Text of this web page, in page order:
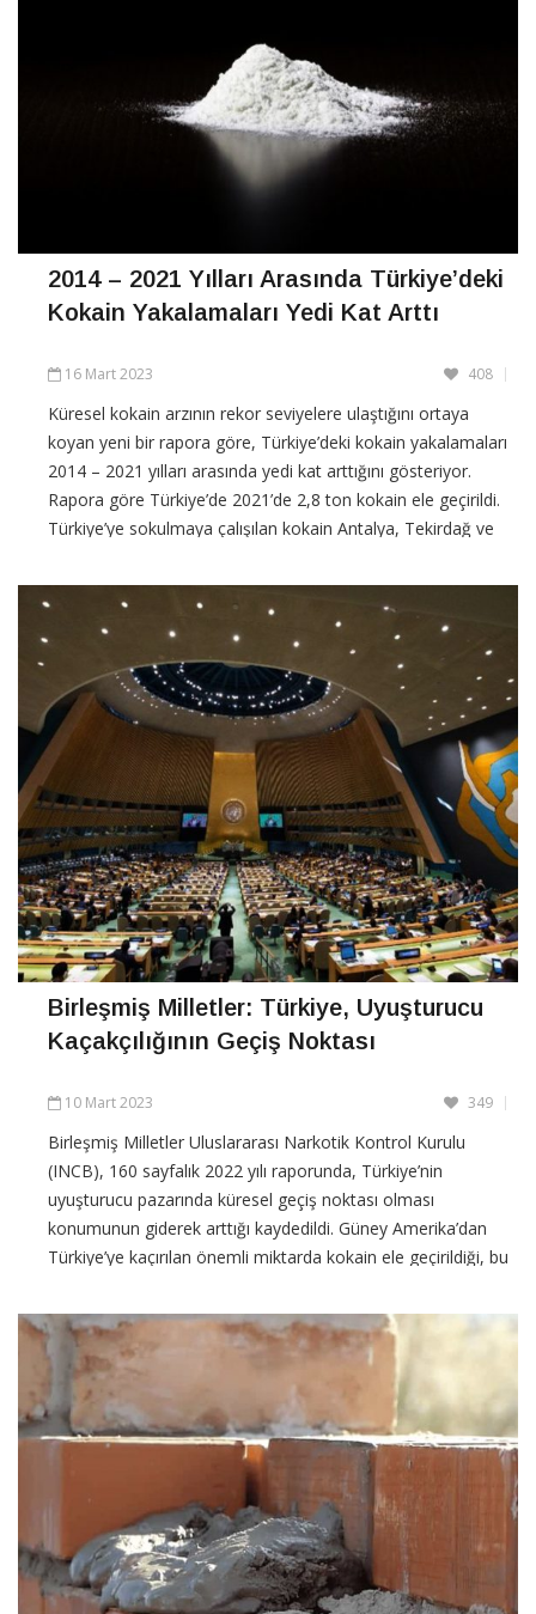
2014 – 2021 Yılları Arasında Türkiye’deki
Kokain Yakalamaları Yedi Kat Arttı
16 Mart 2023 408
Küresel kokain arzının rekor seviyelere ulaştığını ortaya
koyan yeni bir rapora göre, Türkiye’deki kokain yakalamaları
2014 – 2021 yılları arasında yedi kat arttığını gösteriyor.
Rapora göre Türkiye’de 2021’de 2,8 ton kokain ele geçirildi.
Türkiye’ye sokulmaya çalışılan kokain Antalya, Tekirdağ ve
CONTINUE READING
Birleşmiş Milletler: Türkiye, Uyuşturucu
Kaçakçılığının Geçiş Noktası
10 Mart 2023 349
Birleşmiş Milletler Uluslararası Narkotik Kontrol Kurulu
(INCB), 160 sayfalık 2022 yılı raporunda, Türkiye’nin
uyuşturucu pazarında küresel geçiş noktası olması
konumunun giderek arttığı kaydedildi. Güney Amerika’dan
Türkiye’ye kaçırılan önemli miktarda kokain ele geçirildiği, bu
CONTINUE READING